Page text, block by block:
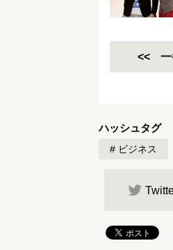
ハッシュタグ
ビジネス